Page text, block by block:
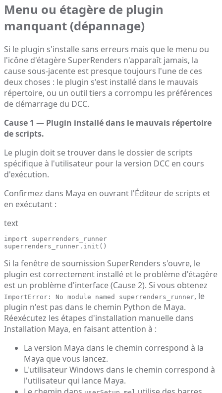
Menu ou étagère de plugin
manquant (dépannage)
Si le plugin s'installe sans erreurs mais que le menu ou
l'icône d'étagère SuperRenders n'apparaît jamais, la
cause sous-jacente est presque toujours l'une de ces
deux choses : le plugin s'est installé dans le mauvais
répertoire, ou un outil tiers a corrompu les préférences
de démarrage du DCC.
Cause 1 — Plugin installé dans le mauvais répertoire
de scripts.
Le plugin doit se trouver dans le dossier de scripts
spécifique à l'utilisateur pour la version DCC en cours
d'exécution.
Confirmez dans Maya en ouvrant l'Éditeur de scripts et
en exécutant :
text
import superrenders_runner
superrenders_runner.init()
Si la fenêtre de soumission SuperRenders s'ouvre, le
plugin est correctement installé et le problème d'étagère
est un problème d'interface (Cause 2). Si vous obtenez
ImportError: No module named superrenders_runner, le
plugin n'est pas dans le chemin Python de Maya.
Réexécutez les étapes d'installation manuelle dans
Installation Maya, en faisant attention à :
La version Maya dans le chemin correspond à la
Maya que vous lancez.
L'utilisateur Windows dans le chemin correspond à
l'utilisateur qui lance Maya.